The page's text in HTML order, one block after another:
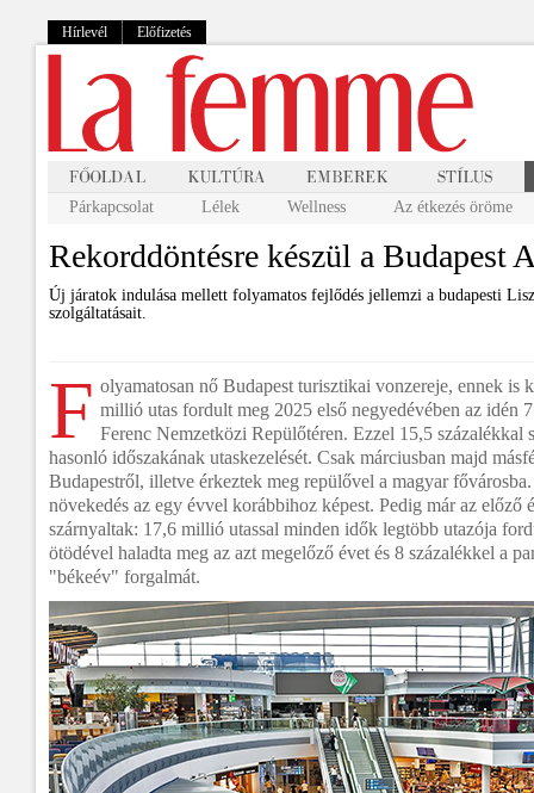
Hírlevél Előfizetés
Párkapcsolat Lélek Wellness Az étkezés öröme
Rekorddöntésre készül a Budapest
Új járatok indulása mellett folyamatos fejlődés jellemzi a budapesti
szolgáltatásait.
F olyamatosan nő Budapest turisztikai vonzereje, ennek is
millió utas fordult meg 2025 első negyedévében az idén
Ferenc Nemzetközi Repülőtéren. Ezzel 15,5 százalékkal
hasonló időszakának utaskezelését. Csak márciusban majd
Budapestről, illetve érkeztek meg repülővel a magyar
növekedés az egy évvel korábbihoz képest. Pedig már az előző
szárnyaltak: 17,6 millió utassal minden idők legtöbb utazója
ötödével haladta meg az azt megelőző évet és 8 százalékkel a
"békeév" forgalmát.